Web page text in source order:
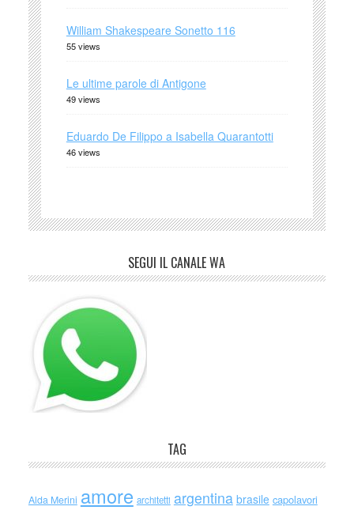
William Shakespeare Sonetto 116
55 views
Le ultime parole di Antigone
49 views
Eduardo De Filippo a Isabella Quarantotti
46 views
SEGUI IL CANALE WA
TAG
Alda Merini amore architetti argentina brasile capolavori